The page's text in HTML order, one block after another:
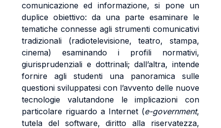
comunicazione ed informazione, si pone un
duplice obiettivo: da una parte esaminare le
tematiche connesse agli strumenti comunicativi
tradizionali (radiotelevisione, teatro, stampa,
cinema) esaminando i profili normativi,
giurisprudenziali e dottrinali; dall’altra, intende
fornire agli studenti una panoramica sulle
questioni sviluppatesi con l’avvento delle nuove
tecnologie valutandone le implicazioni con
particolare riguardo a Internet (e-government,
tutela del software, diritto alla riservatezza,